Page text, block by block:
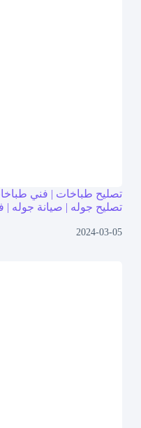
تصليح جوله | صيانة جوله |
2024-03-05